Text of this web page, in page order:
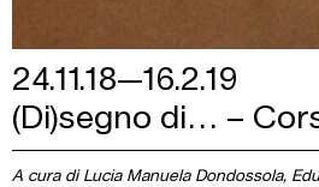
24.11.18—16.2.19
(Di)segno di… –
A cura di Lucia Manuela Dondossola,